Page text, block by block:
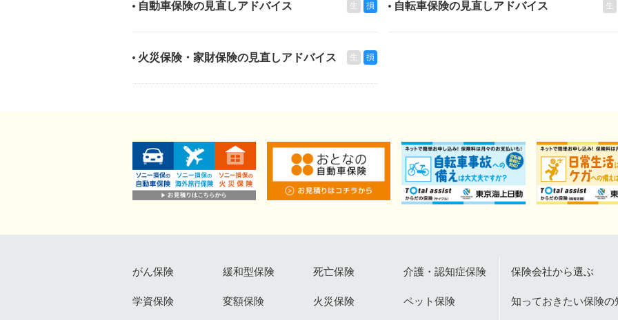
自動車保険の見直しアドバイス 生 損 自転車保険の見直しアドバイス 生
火災保険・家財保険の見直しアドバイス 生 損
がん保険 緩和型保険 死亡保険 介護・認知症保険
学資保険 変額保険 火災保険 ペット保険
保険会社から選ぶ
知っておきたい保険の